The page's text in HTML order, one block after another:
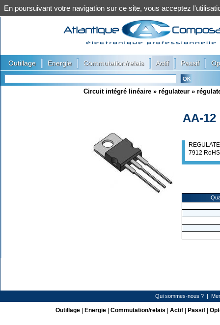
Outillage Energie Commutation/relais Actif Passif
Circuit intégré linéaire » régulateur »
AA-12
7912 RoHS
Qui sommes-nous ?|
Outillage| Energie| Commutation/relais Actif| Passif|
En poursuivant votre navigation sur ce site, vous acceptez